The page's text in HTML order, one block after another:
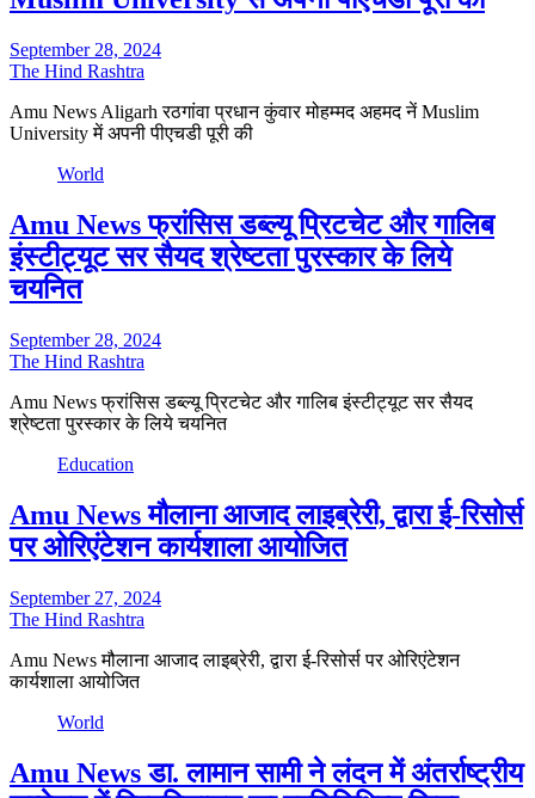
September 28, 2024
The Hind Rashtra
Amu News Aligarh रठगांवा प्रधान कुंवार मोहम्मद अहमद नें Muslim
University में अपनी पीएचडी पूरी की
World
Amu News फ्रांसिस डब्ल्यू प्रिटचेट और गालिब
इंस्टीट्यूट सर सैयद श्रेष्टता पुरस्कार के लिये
चयनित
September 28, 2024
The Hind Rashtra
Amu News फ्रांसिस डब्ल्यू प्रिटचेट और गालिब इंस्टीट्यूट सर सैयद
श्रेष्टता पुरस्कार के लिये चयनित
Education
Amu News मौलाना आजाद लाइब्रेरी, द्वारा ई-रिसोर्स
पर ओरिएंटेशन कार्यशाला आयोजित
September 27, 2024
The Hind Rashtra
Amu News मौलाना आजाद लाइब्रेरी, द्वारा ई-रिसोर्स पर ओरिएंटेशन
कार्यशाला आयोजित
World
Amu News डा. लामान सामी ने लंदन में अंतर्राष्ट्रीय